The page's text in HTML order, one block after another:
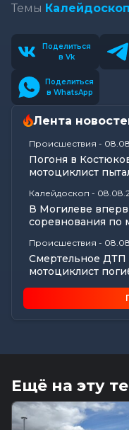
Темы Калейдоскоп
Поделиться
в Vk
Поделиться
в WhatsApp
Лента
Происшествия -
Погоня в
мотоциклист
Калейдоскоп -
В Могилеве
соревнования по
Происшествия -
Смертельное ДТП
мотоциклист
Погода 9 августа
осадков и
Готовим вкусно |
Калейдоскоп -
Что приготовили
инструкции по
Ещё на эту